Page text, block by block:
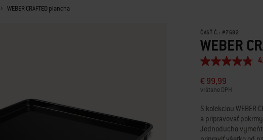
WEBER CRAFTED plancha​
ČASŤ Č.: #7682
WEBER
4.8
5
hviezdičiek,
hodnota
hodnotenia.
Read
798
Reviews.
€ 99,99
vrátane DPH
S kolekciou WEBER
a pripravovať
Jednoducho